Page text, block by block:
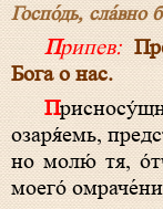
Госпо́дь, сла́вно
Припев:
Бога о нас.
Присносу́щным Све́том Триипоста́снаго ны́не
озаря́емь,
но молю́ тя,
моего́